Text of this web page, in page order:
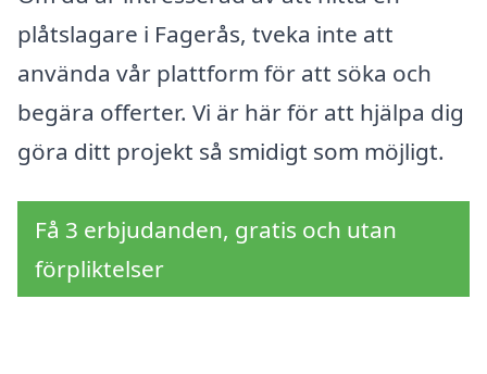
plåtslagare i Fagerås, tveka inte att
använda vår plattform för att söka och
begära offerter. Vi är här för att hjälpa dig
göra ditt projekt så smidigt som möjligt.
Få 3 erbjudanden, gratis och utan
förpliktelser